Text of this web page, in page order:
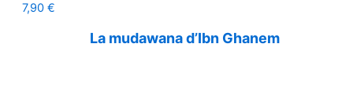
7,90 €
La mudawana d’Ibn Ghanem